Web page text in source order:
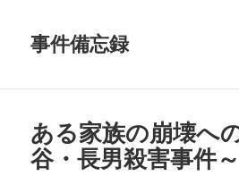
事件備忘録
ある家族の崩壊へ
谷・長男殺害事件～